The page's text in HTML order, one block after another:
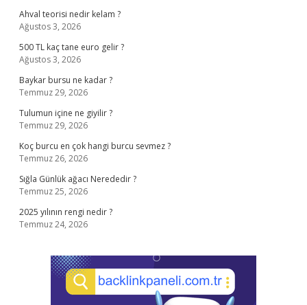
Ahval teorisi nedir kelam ?
Ağustos 3, 2026
500 TL kaç tane euro gelir ?
Ağustos 3, 2026
Baykar bursu ne kadar ?
Temmuz 29, 2026
Tulumun içine ne giyilir ?
Temmuz 29, 2026
Koç burcu en çok hangi burcu sevmez ?
Temmuz 26, 2026
Sığla Günlük ağacı Nerededir ?
Temmuz 25, 2026
2025 yılının rengi nedir ?
Temmuz 24, 2026